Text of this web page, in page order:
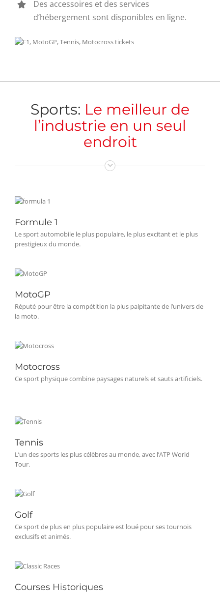
Des accessoires et des services
d’hébergement sont disponibles en ligne.
Sports: Le meilleur de
l’industrie en un seul
endroit
Formule 1
Le sport automobile le plus populaire, le plus excitant et le plus
prestigieux du monde.
MotoGP
Réputé pour être la compétition la plus palpitante de l’univers de
la moto.
Motocross
Ce sport physique combine paysages naturels et sauts artificiels.
Tennis
L’un des sports les plus célèbres au monde, avec l’ATP World
Tour.
Golf
Ce sport de plus en plus populaire est loué pour ses tournois
exclusifs et animés.
Courses Historiques